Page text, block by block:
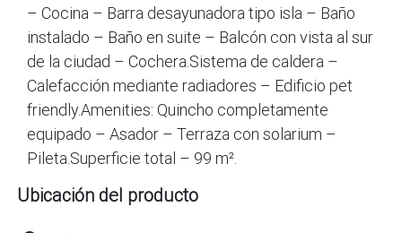
– Cocina – Barra desayunadora tipo isla – Baño
instalado – Baño en suite – Balcón con vista al sur
de la ciudad – Cochera.Sistema de caldera –
Calefacción mediante radiadores – Edificio pet
friendly.Amenities: Quincho completamente
equipado – Asador – Terraza con solarium –
Ubicación del producto